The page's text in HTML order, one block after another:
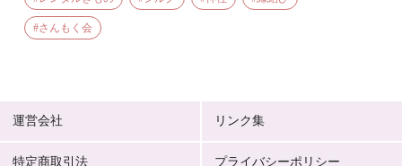
さんもく会
運営会社 リンク集
特定商取引法 プライバシーポリシー